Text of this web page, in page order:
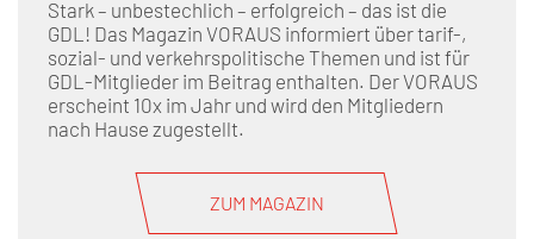
Stark – unbestechlich – erfolgreich – das ist die
GDL! Das Magazin VORAUS informiert über tarif-,
sozial- und verkehrspolitische Themen und ist für
GDL-Mitglieder im Beitrag enthalten. Der VORAUS
erscheint 10x im Jahr und wird den Mitgliedern
nach Hause zugestellt.
ZUM MAGAZIN